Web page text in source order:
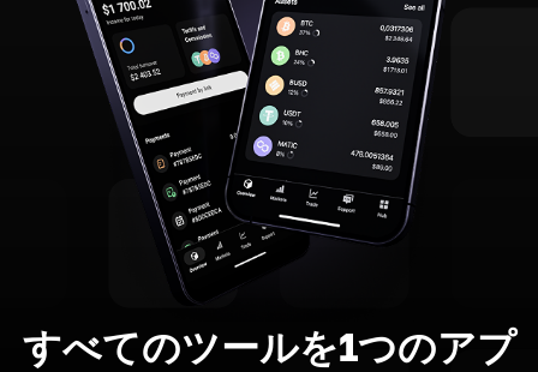
すべてのツールを1つのアプ